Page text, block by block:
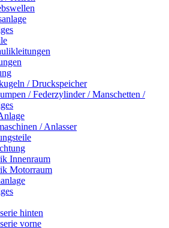
/ Druckspeicher
/ Federzylinder / Manschetten /
/ Anlasser
Innenraum
Motorraum
hinten
vorne